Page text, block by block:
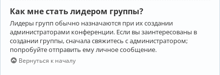
Как мне стать лидером группы?
Лидеры групп обычно назначаются при их создании
администраторами конференции. Если вы заинтересованы в
создании группы, сначала свяжитесь с администратором;
попробуйте отправить ему личное сообщение.
Вернуться к началу